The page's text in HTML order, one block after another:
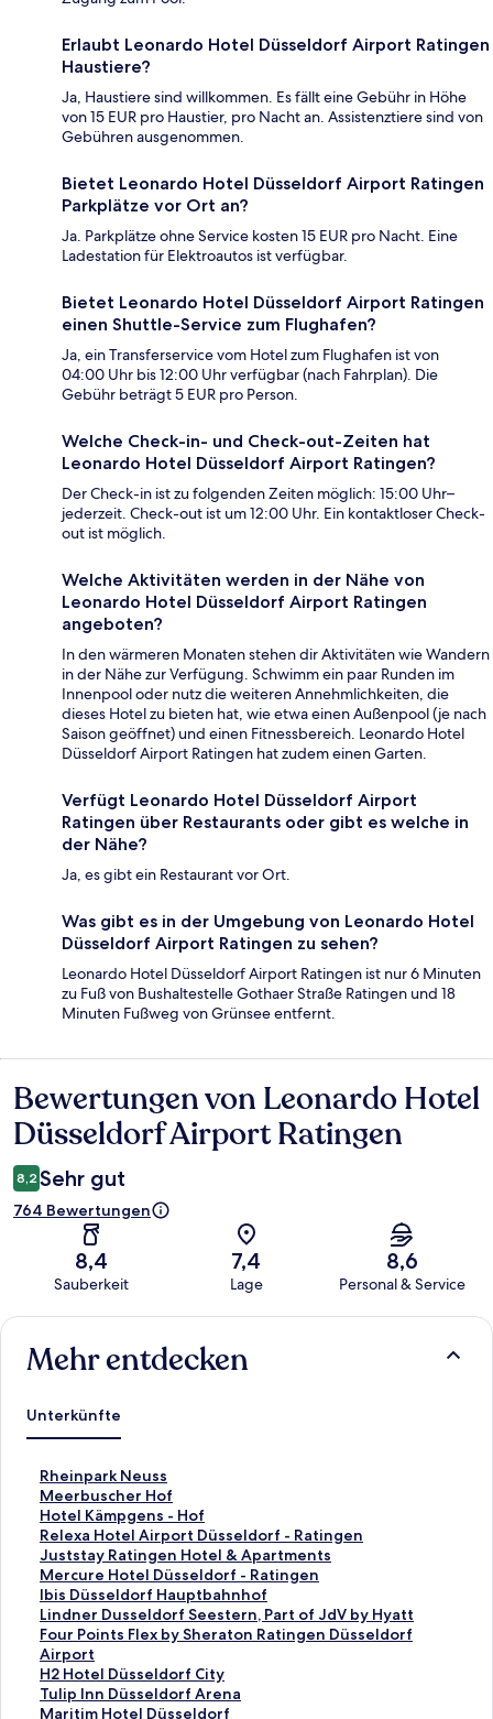
Erlaubt Leonardo Hotel Düsseldorf Airport Ratingen
Haustiere?
Ja, Haustiere sind willkommen. Es fällt eine Gebühr in Höhe
von 15 EUR pro Haustier, pro Nacht an. Assistenztiere sind von
Gebühren ausgenommen.
Bietet Leonardo Hotel Düsseldorf Airport Ratingen
Parkplätze vor Ort an?
Ja. Parkplätze ohne Service kosten 15 EUR pro Nacht. Eine
Ladestation für Elektroautos ist verfügbar.
Bietet Leonardo Hotel Düsseldorf Airport Ratingen
einen Shuttle-Service zum Flughafen?
Ja, ein Transferservice vom Hotel zum Flughafen ist von
04:00 Uhr bis 12:00 Uhr verfügbar (nach Fahrplan). Die
Gebühr beträgt 5 EUR pro Person.
Welche Check-in- und Check-out-Zeiten hat
Leonardo Hotel Düsseldorf Airport Ratingen?
Der Check-in ist zu folgenden Zeiten möglich: 15:00 Uhr–
jederzeit. Check-out ist um 12:00 Uhr. Ein kontaktloser Check-
out ist möglich.
Welche Aktivitäten werden in der Nähe von
Leonardo Hotel Düsseldorf Airport Ratingen
angeboten?
In den wärmeren Monaten stehen dir Aktivitäten wie Wandern
in der Nähe zur Verfügung. Schwimm ein paar Runden im
Innenpool oder nutz die weiteren Annehmlichkeiten, die
dieses Hotel zu bieten hat, wie etwa einen Außenpool (je nach
Saison geöffnet) und einen Fitnessbereich. Leonardo Hotel
Düsseldorf Airport Ratingen hat zudem einen Garten.
Verfügt Leonardo Hotel Düsseldorf Airport
Ratingen über Restaurants oder gibt es welche in
der Nähe?
Ja, es gibt ein Restaurant vor Ort.
Was gibt es in der Umgebung von Leonardo Hotel
Düsseldorf Airport Ratingen zu sehen?
Leonardo Hotel Düsseldorf Airport Ratingen ist nur 6 Minuten
zu Fuß von Bushaltestelle Gothaer Straße Ratingen und 18
Minuten Fußweg von Grünsee entfernt.
Bewertungen
Bewertungen von Leonardo Hotel
Düsseldorf Airport Ratingen
8,2 Sehr gut
764 Bewertungen
8,4
Sauberkeit
7,4
Lage
8,6
Personal & Service
Bewertungen
Mehr entdecken
Unterkünfte
Rheinpark Neuss
L
i
n
k
,
d
e
r
d
i
e
f
o
Meerbuscher Hof
L
i
n
k
,
d
e
r
d
i
e
f
Hotel Kämpgens - Hof
L
i
n
k
,
d
e
r
d
i
e
Relexa Hotel Airport Düsseldorf - Ratingen
L
i
n
k
,
d
e
r
d
i
Juststay Ratingen Hotel & Apartments
L
i
n
k
,
d
e
r
d
Mercure Hotel Düsseldorf - Ratingen
L
i
n
k
,
d
e
r
Ibis Düsseldorf Hauptbahnhof
L
i
n
k
,
d
e
Lindner Dusseldorf Seestern, Part of JdV by Hyatt
L
i
n
k
,
d
Four Points Flex by Sheraton Ratingen Düsseldorf
Airport
L
i
n
k
,
H2 Hotel Düsseldorf City
L
i
n
Tulip Inn Düsseldorf Arena
L
iMaritim Hotel Düsseldorf
L